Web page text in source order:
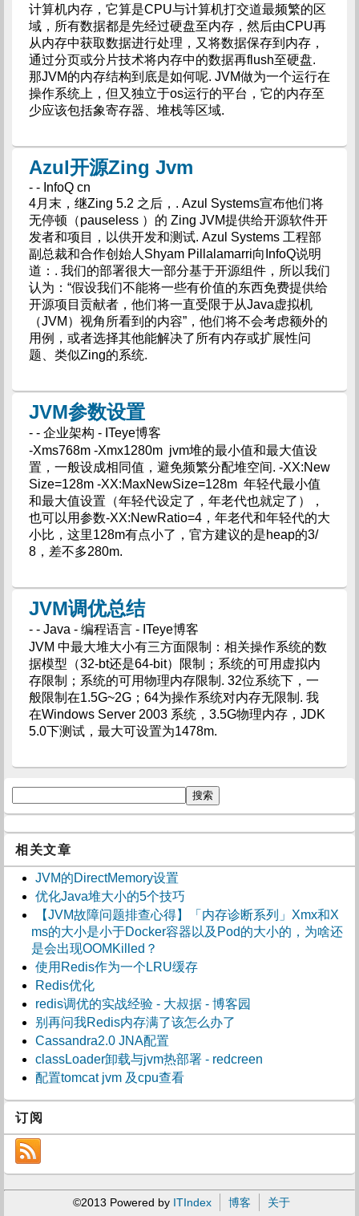
计算机内存，它算是CPU与计算机打交道最频繁的区
域，所有数据都是先经过硬盘至内存，然后由CPU再
从内存中获取数据进行处理，又将数据保存到内存，
通过分页或分片技术将内存中的数据再flush至硬盘.
那JVM的内存结构到底是如何呢. JVM做为一个运行在
操作系统上，但又独立于os运行的平台，它的内存至
少应该包括象寄存器、堆栈等区域.
Azul开源Zing Jvm
- - InfoQ cn
4月末，继Zing 5.2 之后，. Azul Systems宣布他们将
无停顿（pauseless ）的 Zing JVM提供给开源软件开
发者和项目，以供开发和测试. Azul Systems 工程部
副总裁和合作创始人Shyam Pillalamarri向InfoQ说明
道：. 我们的部署很大一部分基于开源组件，所以我们
认为：“假设我们不能将一些有价值的东西免费提供给
开源项目贡献者，他们将一直受限于从Java虚拟机
（JVM）视角所看到的内容”，他们将不会考虑额外的
用例，或者选择其他能解决了所有内存或扩展性问
题、类似Zing的系统.
JVM参数设置
- - 企业架构 - ITeye博客
-Xms768m -Xmx1280m jvm堆的最小值和最大值设
置，一般设成相同值，避免频繁分配堆空间. -XX:New
Size=128m -XX:MaxNewSize=128m 年轻代最小值
和最大值设置（年轻代设定了，年老代也就定了），
也可以用参数-XX:NewRatio=4，年老代和年轻代的大
小比，这里128m有点小了，官方建议的是heap的3/
8，差不多280m.
JVM调优总结
- - Java - 编程语言 - ITeye博客
JVM 中最大堆大小有三方面限制：相关操作系统的数
据模型（32-bt还是64-bit）限制；系统的可用虚拟内
存限制；系统的可用物理内存限制. 32位系统下，一
般限制在1.5G~2G；64为操作系统对内存无限制. 我
在Windows Server 2003 系统，3.5G物理内存，JDK
5.0下测试，最大可设置为1478m.
相关文章
JVM的DirectMemory设置
优化Java堆大小的5个技巧
【JVM故障问题排查心得】「内存诊断系列」Xmx和X
ms的大小是小于Docker容器以及Pod的大小的，为啥还
是会出现OOMKilled？
使用Redis作为一个LRU缓存
Redis优化
redis调优的实战经验 - 大叔据 - 博客园
别再问我Redis内存满了该怎么办了
Cassandra2.0 JNA配置
classLoader卸载与jvm热部署 - redcreen
配置tomcat jvm 及cpu查看
订阅
©2013 Powered by ITIndex 博客 关于